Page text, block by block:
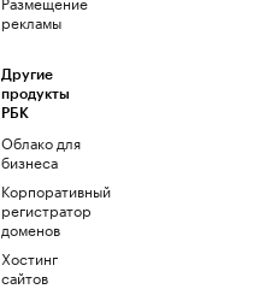
рекламы
Другие
продукты
РБК
Облако для
бизнеса
Корпоративный
регистратор
доменов
Хостинг
сайтов